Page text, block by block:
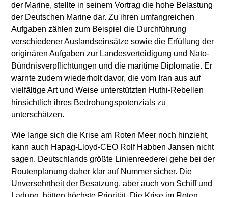
der Marine, stellte in seinem Vortrag die hohe Belastung
der Deutschen Marine dar. Zu ihren umfangreichen
Aufgaben zählen zum Beispiel die Durchführung
verschiedener Auslandseinsätze sowie die Erfüllung der
originären Aufgaben zur Landesverteidigung und Nato-
Bündnisverpflichtungen und die maritime Diplomatie. Er
warnte zudem wiederholt davor, die vom Iran aus auf
vielfältige Art und Weise unterstützten Huthi-Rebellen
hinsichtlich ihres Bedrohungspotenzials zu
unterschätzen.
Wie lange sich die Krise am Roten Meer noch hinzieht,
kann auch Hapag-Lloyd-CEO Rolf Habben Jansen nicht
sagen. Deutschlands größte Linienreederei gehe bei der
Routenplanung daher klar auf Nummer sicher. Die
Unversehrtheit der Besatzung, aber auch von Schiff und